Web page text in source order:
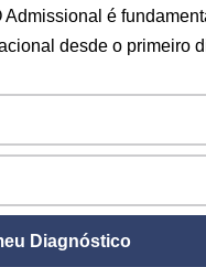
é
desde o primeiro
Diagnóstico